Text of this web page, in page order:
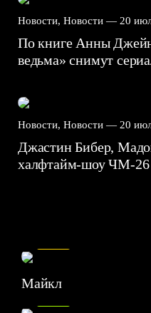
Новости, Новости — 20
По книге Анны
ведьма» снимут
Новости, Новости — 20
Джастин Бибер,
халфтайм-шоу ЧМ-26
Майкл